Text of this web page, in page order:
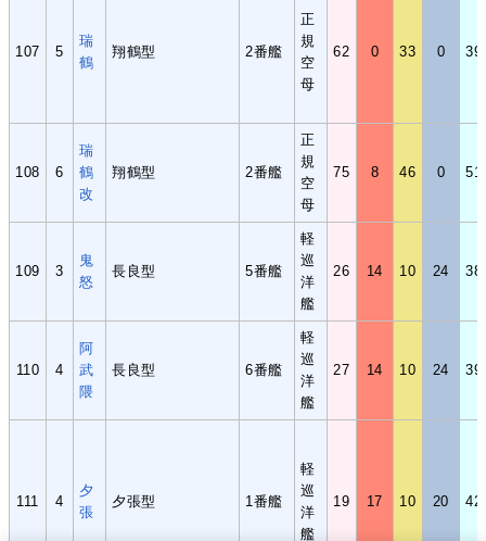
107 5
瑞
鶴
翔鶴型 2番艦
正
規
空
母
62 0 33 0 39
108 6
瑞
鶴
改
翔鶴型 2番艦
正
規
空
母
75 8 46 0 51
109 3
鬼
怒
長良型 5番艦
軽
巡
洋
艦
26 14 10 24 38
110 4
阿
武
隈
長良型 6番艦
軽
巡
洋
艦
27 14 10 24 39
111 4
夕
張
夕張型 1番艦
軽
巡
洋
艦
19 17 10 20 42